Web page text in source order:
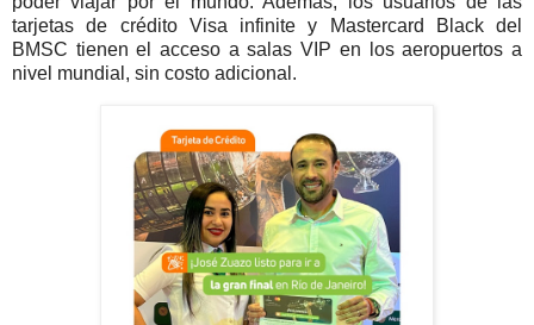
tarjetas de crédito Visa infinite y Mastercard Black del
BMSC tienen el acceso a salas VIP en los aeropuertos a
nivel mundial, sin costo adicional.